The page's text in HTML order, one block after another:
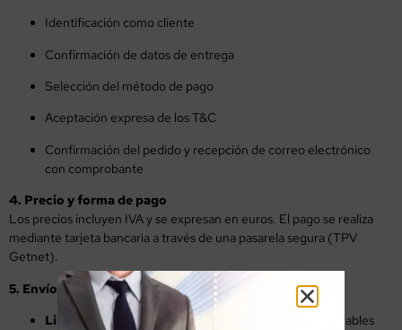
Identificación como cliente
Confirmación de datos de entrega
Selección del método de pago
Aceptación expresa de los T&C
Confirmación del pedido y recepción de correo electrónico
con comprobante
4. Precio y forma de pago
Los precios incluyen IVA y se expresan en euros. El pago se realiza
mediante tarjeta bancaria a través de una pasarela segura (TPV
Getnet).
5. Envíos y plazos de entrega
Libros físicos: El plazo estimado es de 3 a 7 días laborables